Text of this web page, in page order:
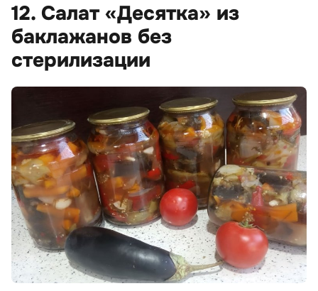
12. Салат «Десятка» из
баклажанов без
стерилизации